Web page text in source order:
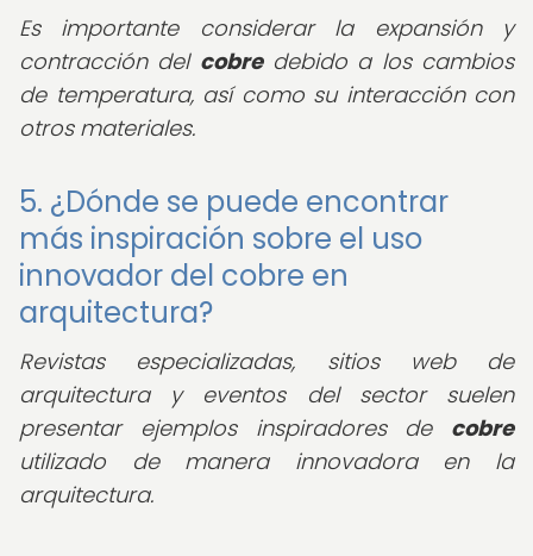
Es importante considerar la expansión y
contracción del cobredebido a los cambios
de temperatura, así como su interacción con
otros materiales.
5. ¿Dónde se puede encontrar
más inspiración sobre el uso
innovador del cobre en
arquitectura?
Revistas especializadas, sitios web de
arquitectura y eventos del sector suelen
presentar ejemplos inspiradores de cobre
utilizado de manera innovadora en la
arquitectura.